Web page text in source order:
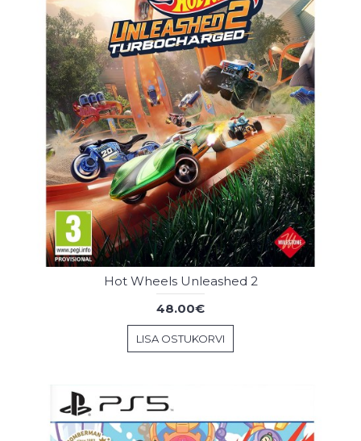
Hot Wheels Unleashed 2
48.00€
LISA OSTUKORVI